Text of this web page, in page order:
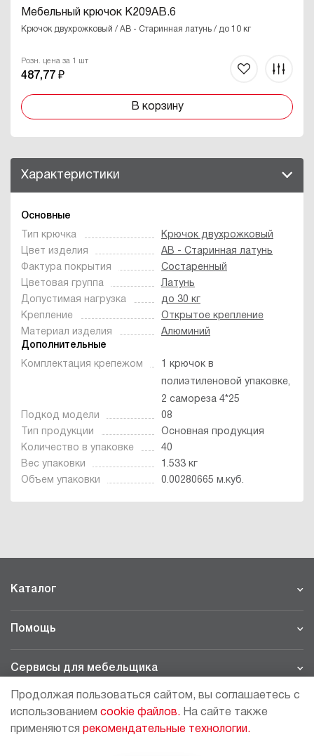
Мебельный крючок K209AB.6
Крючок двухрожковый / AB - Старинная латунь / до 10 кг
Розн. цена за 1 шт
487,77 ₽
В корзину
Характеристики
Основные
Тип крючка
Крючок двухрожковый
Цвет изделия
AB - Старинная латунь
Фактура покрытия
Состаренный
Цветовая группа
Латунь
Допустимая нагрузка
до 30 кг
Крепление
Открытое крепление
Материал изделия
Алюминий
Дополнительные
Комплектация крепежом
1 крючок в
полиэтиленовой упаковке,
2 самореза 4*25
Подкод модели
08
Тип продукции
Основная продукция
Количество в упаковке
40
Вес упаковки
1.533 кг
Объем упаковки
0.00280665 м.куб.
Каталог
Помощь
Сервисы для мебельщика
МОСКВА - ШОУРУМ/СКЛАД
Продолжая пользоваться сайтом, вы соглашаетесь с
использованием cookie файлов. На сайте также
применяются рекомендательные технологии.